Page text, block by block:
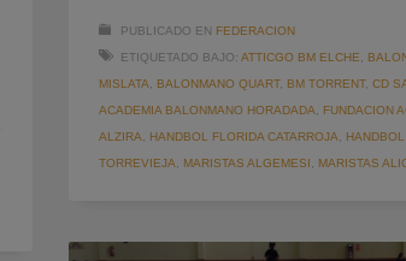
PUBLICADO EN FEDERACION
ETIQUETADO BAJO: ATTICGO BM ELCHE
MISLATA
BALONMANO QUART, BM TORRENT, CD
ACADEMIA BALONMANO HORADADA
FUNDACION
ALZIRA
HANDBOL FLORIDA CATARROJA
TORREVIEJA
MARISTAS ALGEMESI MARISTAS